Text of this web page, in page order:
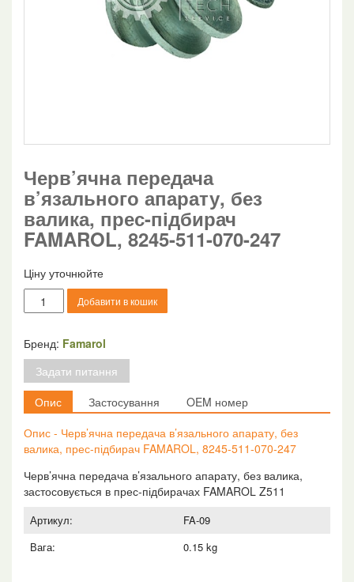
Черв’ячна передача
в’язального апарату, без
валика, прес-підбирач
FAMAROL, 8245-511-070-247
Ціну уточнюйте
Черв'ячна
передача
апарату,
без
валика,
прес-
підбирач
8245-
511-
070-
247
кількість
Добавити в кошик
Бренд: Famarol
Задати питання
Опис
Застосування
OEM номер
Опис - Черв’ячна передача в’язального апарату, без
валика, прес-підбирач FAMAROL, 8245-511-070-247
Черв’ячна передача в’язального апарату, без валика,
застосовується в прес-підбирачах FAMAROL Z511
Артикул:
FA-09
Вага:
0.15 kg